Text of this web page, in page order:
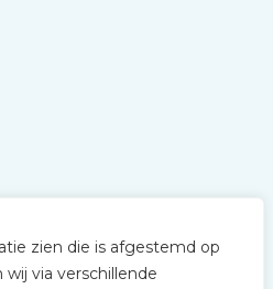
zien die is afgestemd op
via verschillende